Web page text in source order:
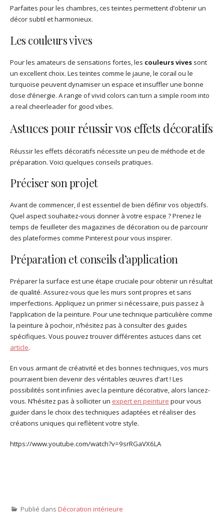
Parfaites pour les chambres, ces teintes permettent d’obtenir un
décor subtil et harmonieux.
Les couleurs vives
Pour les amateurs de sensations fortes, les couleurs vives sont
un excellent choix. Les teintes comme le jaune, le corail ou le
turquoise peuvent dynamiser un espace et insuffler une bonne
dose d’énergie. A range of vivid colors can turn a simple room into
a real cheerleader for good vibes.
Astuces pour réussir vos effets décoratifs
Réussir les effets décoratifs nécessite un peu de méthode et de
préparation. Voici quelques conseils pratiques.
Préciser son projet
Avant de commencer, il est essentiel de bien définir vos objectifs.
Quel aspect souhaitez-vous donner à votre espace ? Prenez le
temps de feuilleter des magazines de décoration ou de parcourir
des plateformes comme Pinterest pour vous inspirer.
Préparation et conseils d’application
Préparer la surface est une étape cruciale pour obtenir un résultat
de qualité. Assurez-vous que les murs sont propres et sans
imperfections. Appliquez un primer si nécessaire, puis passez à
l’application de la peinture. Pour une technique particulière comme
la peinture à pochoir, n’hésitez pas à consulter des guides
spécifiques. Vous pouvez trouver différentes astuces dans cet
article.
En vous armant de créativité et des bonnes techniques, vos murs
pourraient bien devenir des véritables œuvres d’art ! Les
possibilités sont infinies avec la peinture décorative, alors lancez-
vous. N’hésitez pas à solliciter un expert en peinture pour vous
guider dans le choix des techniques adaptées et réaliser des
créations uniques qui reflètent votre style.
https://www.youtube.com/watch?v=9srRGaVX6LA
Publié dans Décoration intérieure